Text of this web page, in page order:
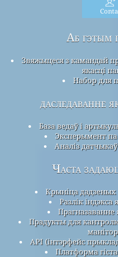
Аб гэтым
Звяжыцеся з камандай
якасці
Набор для
даследаванне
База ведаў і
Эксперымент па
Аналіз
Часта
Крыніца дадзеных
Разлік індэкса
Прагназаванне
Прадукты для
API (інтэрфейс
Платформа